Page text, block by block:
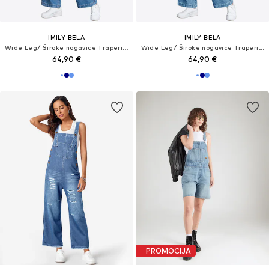
IMILY BELA
Wide Leg/ Široke nogavice Traperice s tregerima
64,90 €
IMILY BELA
Wide Leg/ Široke nogavice Traperice s tregerima
64,90 €
PROMOCIJA